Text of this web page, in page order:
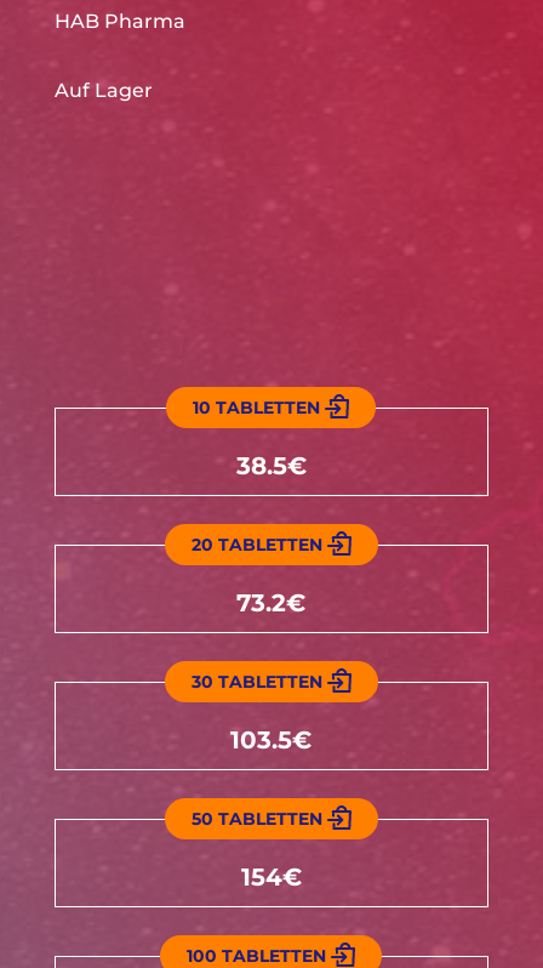
HAB Pharma
Auf Lager
10 TABLETTEN
38.5€
20 TABLETTEN
73.2€
30 TABLETTEN
103.5€
50 TABLETTEN
154€
100 TABLETTEN